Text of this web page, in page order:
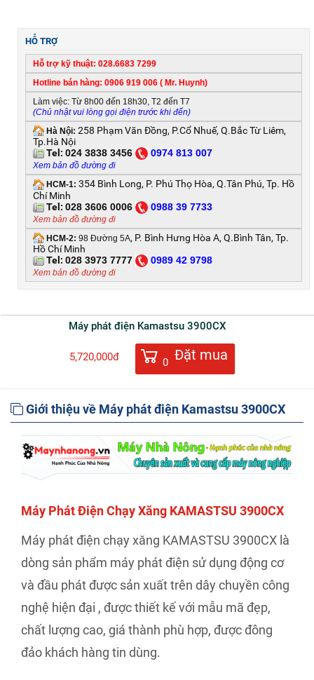
HỖ TRỢ
Hỗ trợ kỹ thuật: 028.6683 7299
Hotline bán hàng: 0906 919 006 ( Mr. Huynh)
Làm việc: Từ 8h00 đến 18h30, T2 đến T7
(Chủ nhật vui lòng gọi điện trước khi đến)
Hà Nội: 258 Phạm Văn Đồng, P.Cổ Nhuế, Q.Bắc Từ Liêm,
Tp.Hà Nội
Tel: 024 3838 3456 0974 813 007
Xem bản đồ đường đi
HCM-1: 354 Bình Long, P. Phú Thọ Hòa, Q.Tân Phú, Tp. Hồ
Chí Minh
Tel: 028 3606 0006 0988 39 7733
Xem bản đồ đường đi
HCM-2: 98 Đường 5A, P. Bình Hưng Hòa A, Q.Bình Tân, Tp.
Hồ Chí Minh
Tel: 028 3973 7777 0989 42 9798
Xem bản đồ đường đi
Máy phát điện Kamastsu 3900CX
5,720,000đ 0 Đặt mua
Giới thiệu về Máy phát điện Kamastsu 3900CX
Máy Phát Điện Chạy Xăng KAMASTSU 3900CX
Máy phát điện chạy xăng KAMASTSU 3900CX là
dòng sản phẩm máy phát điện sử dụng động cơ
và đầu phát được sản xuất trên dây chuyền công
nghệ hiện đại , được thiết kế với mẫu mã đẹp,
chất lượng cao, giá thành phù hợp, được đông
đảo khách hàng tin dùng.